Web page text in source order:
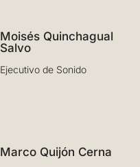
Moisés Quinchagual
Salvo
Ejecutivo de Sonido
Marco Quijón Cerna